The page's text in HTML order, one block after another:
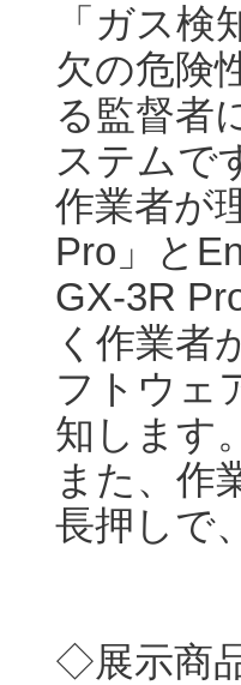
「ガス
欠の危険
る監督者
ステムで
作業者が
Pro」と
GX-3R
く作業者
フトウェ
知します
また、作
長押しで
◇展示商